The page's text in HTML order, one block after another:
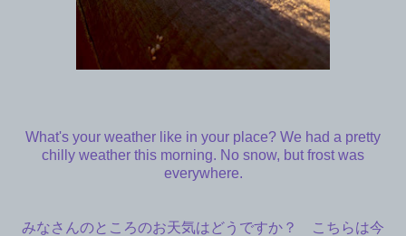
What's your weather like in your place? We had a pretty
chilly weather this morning. No snow, but frost was
everywhere.
みなさんのところのお天気はどうですか？ こちらは今